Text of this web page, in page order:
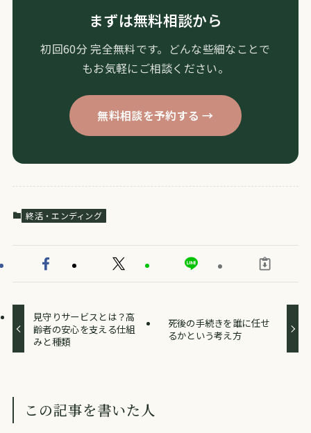
まずは無料相談から
初回60分 完全無料です。どんな些細なことで
もお気軽にご相談ください。
無料相談を予約する →
終活・エンディング
見守りサービスとは？高
齢者の安心を支える仕組
みと種類
死後の手続きを誰に任せ
るかという考え方
この記事を書いた人